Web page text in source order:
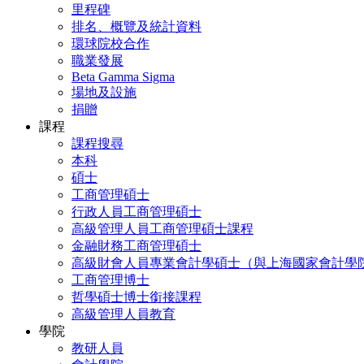
里程碑
排名、概覽及統計資料
環球院校合作
職業發展
Beta Gamma Sigma
場地及設施
捐贈
課程
課程搜尋
本科
碩士
工商管理碩士
行政人員工商管理碩士
高級管理人員工商管理碩士課程
金融財務工商管理碩士
高級財會人員專業會計學碩士（與上海國家會計學
工商管理博士
哲學碩士博士銜接課程
高級管理人員教育
學院
教研人員